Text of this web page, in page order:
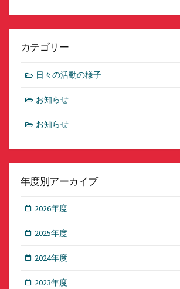
カテゴリー
日々の活動の様子
お知らせ
お知らせ
年度別アーカイブ
2026年度
2025年度
2024年度
2023年度